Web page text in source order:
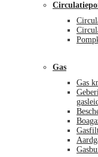
Gas
Gas